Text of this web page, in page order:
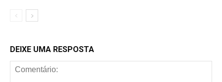
DEIXE UMA RESPOSTA